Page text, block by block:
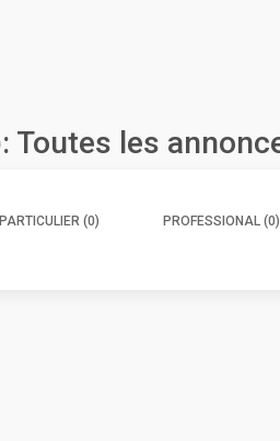
Toutes les
PARTICULIER (0) PROFESSIONAL (0)